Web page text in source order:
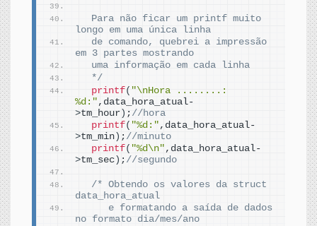
  Para não ficar um printf muito
longo em uma única linha
  de comando, quebrei a impressão
em 3 partes mostrando
  uma informação em cada linha
  */
printf( "\nHora ........:
%d:" ,data_hora_atual-
>tm_hour ) ; //hora
printf( "%d:" ,data_hora_atual-
>tm_min ) ; //minuto
printf( "%d\n" ,data_hora_atual-
>tm_sec ) ; //segundo
/* Obtendo os valores da struct
data_hora_atual
     e formatando a saída de dados
no formato dia/mes/ano